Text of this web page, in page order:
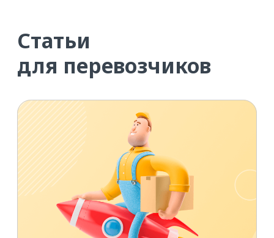
ЧИТАТЬ
Рассчитайте бюджет по готовому
шаблону и оцените, какая ставка
на перевозку действительно
ставку на перевозку